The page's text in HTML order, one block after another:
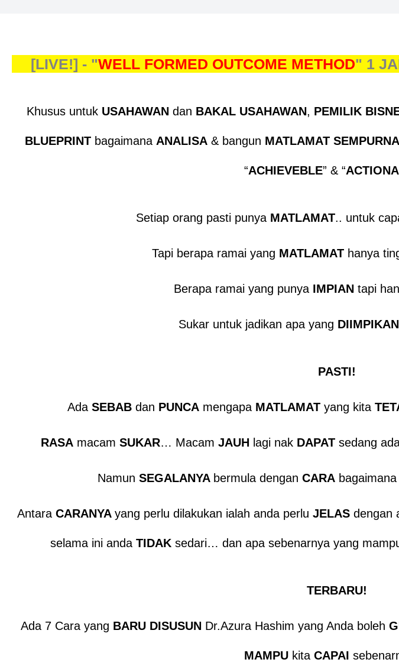
[LIVE!] - "WELL FORMED OUTCOME METHOD" 1
Khusus untuk USAHAWANdan BAKAL USAHAWAN, PEMILIK
BLUEPRINT bagaimana ANALISA & bangun MATLAMAT SEMPURNA
“ACHIEVEBLE” & “
Setiap orang pasti punya MATLAMAT.. untuk
Tapi berapa ramai yang MATLAMAT hanya
Berapa ramai yang punya IMPIAN tapi
Sukar untuk jadikan apa yang DIIMPIKAN
PASTI!
Ada SEBABdan PUNCAmengapa MATLAMATyang kita
RASAmacam SUKAR… Macam JAUHlagi nak DAPATsedang
Namun SEGALANYA bermula dengan CARA
Antara CARANYA yang perlu dilakukan ialah anda perlu JELASdengan
selama ini anda TIDAK sedari… dan apa sebenarnya yang
TERBARU!
Ada 7 Cara yang BARU DISUSUNDr.Azura Hashim yang Anda boleh
MAMPU kita CAPAI